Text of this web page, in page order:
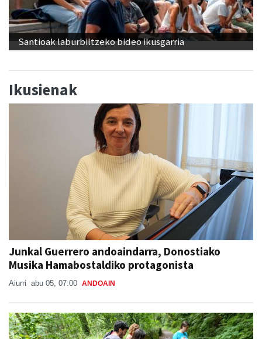
Santioak laburbiltzeko bideo ikusgarria
Ikusienak
Junkal Guerrero andoaindarra, Donostiako
Musika Hamabostaldiko protagonista
Aiurri abu 05, 07:00 ANDOAIN